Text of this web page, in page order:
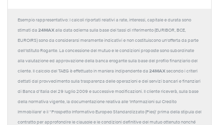
Esempio rappresentativo: I calcoli riportati relativi a rate, interessi, capitale e durata sono
stimati da 24MAX alla data odierna sulla base dei tassi di riferimento (EURIBOR, BCE,
EUROIRS) sono da considerarsi meramente indicativi e non costituiscono un'offerta da parte
dell'Istituto Rogante. La concessione del mutuo e le condizioni proposte sono subordinate
alla valutazione ed approvazione della banca erogante sulla base del profilo finanziario del
cliente. Il calcolo del TAEG è effettuato in maniera indipendente da 24MAX secondo i criteri
dettati dal provvedimento sulla trasparenza delle operazioni e dei servizi bancari e finanziari
di Banca d'Italia del 29 luglio 2009 e successive modificazioni. Il cliente riceverà, sulla base
della normativa vigente, la documentazione relativa alle 'Informazioni sul Credito
Immobiliare' e il “Prospetto Informativo Europeo Standardizzato (Pies)' prima della stipula del
contratto per approfondire le clausole e le condizioni definitive del mutuo ottenuto nonché